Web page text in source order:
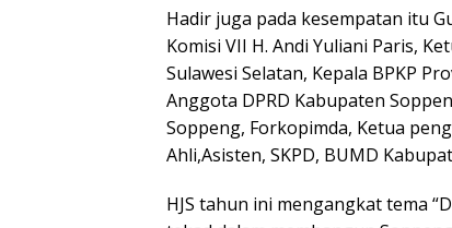
Hadir juga pada kesempatan itu
Komisi VII H. Andi Yuliani Paris,
Sulawesi Selatan, Kepala BPKP
Anggota DPRD Kabupaten
Soppeng, Forkopimda, Ketua
Ahli,Asisten, SKPD, BUMD
HJS tahun ini mengangkat tema